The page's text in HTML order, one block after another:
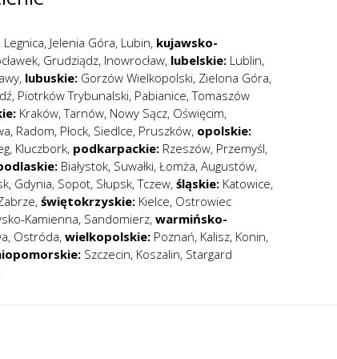
, Legnica, Jelenia Góra, Lubin, kujawsko-
, Grudziądz, Inowrocław, lubelskie: Lublin,
, lubuskie: Gorzów Wielkopolski, Zielona Góra,
, Piotrków Trybunalski, Pabianice,Tomaszów
Kraków,Tarnów, Nowy Sącz, Oświęcim,
, Radom, Płock, Siedlce, Pruszków, opolskie:
, Kluczbork, podkarpackie: Rzeszów, Przemyśl,
Białystok, Suwałki, Łomża, Augustów,
, Gdynia, Sopot, Słupsk,Tczew, śląskie: Katowice,
, świętokrzyskie: Kielce, Ostrowiec
Kamienna, Sandomierz, warmińsko-
, Ostróda, wielkopolskie: Poznań, Kalisz, Konin,
Szczecin, Koszalin, Stargard